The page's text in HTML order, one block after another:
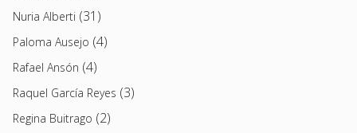
Nuria Alberti (31)
Paloma Ausejo (4)
Rafael Ansón (4)
Raquel García Reyes (3)
Regina Buitrago (2)